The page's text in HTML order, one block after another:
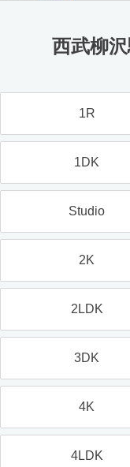
西武柳
1R
1DK
Studio
2K
2LDK
3DK
4K
4LDK